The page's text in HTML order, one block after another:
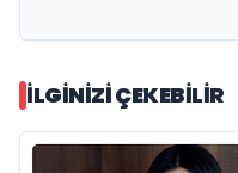
ancak
edeceğiz. Sinema
defilelerimizde ve
İLGINIZI ÇEKEBILIR